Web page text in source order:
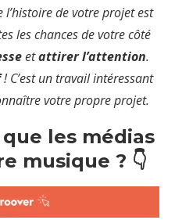
l’histoire de votre projet est
les chances de votre côté
etattirer l’attention.
! C’est un travail intéressant
votre propre projet.
les médias
musique ? 👇